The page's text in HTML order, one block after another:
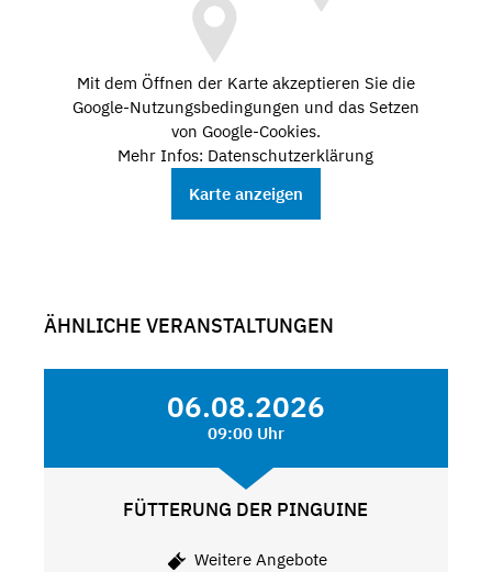
Mit dem Öffnen der Karte akzeptieren Sie die
Google-Nutzungsbedingungen und das Setzen
von Google-Cookies.
Mehr Infos: Datenschutzerklärung
Karte anzeigen
ÄHNLICHE VERANSTALTUNGEN
06.08.2026
09:00 Uhr
FÜTTERUNG DER PINGUINE
Weitere Angebote